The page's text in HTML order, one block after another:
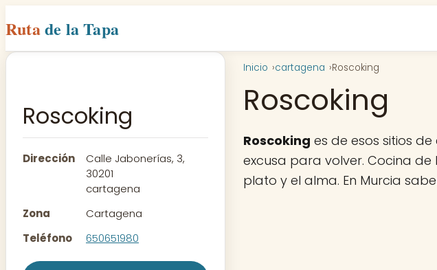
Rutade la Tapa
Roscoking
Dirección
Calle Jabonerías, 3,
30201
cartagena
Zona
Cartagena
Teléfono
650651980
Inicio cartagena Roscoking
Roscoking
Roscoking es de esos sitios
excusa para volver. Cocina de
plato y el alma. En Murcia